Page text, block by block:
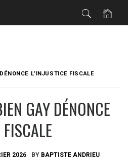
L’INJUSTICE FISCALE
GAY DÉNONCE
2026 BY BAPTISTE ANDRIEU